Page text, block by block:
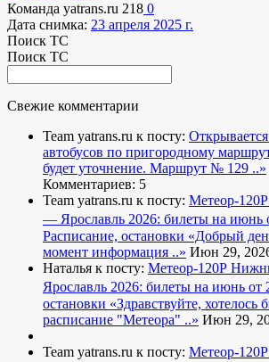
Команда yatrans.ru 218 0
Дата снимка: 23 апреля 2025 г.
Поиск ТС
Поиск ТС
Свежие комментарии
Team yatrans.ru к посту:
автобусов по пригородному
будет уточнение. Маршрут № 129 ..»
Комментариев: 5
Team yatrans.ru к посту: Метеор-
— Ярославль 2026: билеты на июнь
Расписание, остановки «Добрый
момент информация ..» Июн 29,
Наталья к посту: Метеор-120Р
Ярославль 2026: билеты на июнь от
остановки «Здравствуйте, хотелось
расписание "Метеора" ..» Июн 29,
Team yatrans.ru к посту: Метеор-